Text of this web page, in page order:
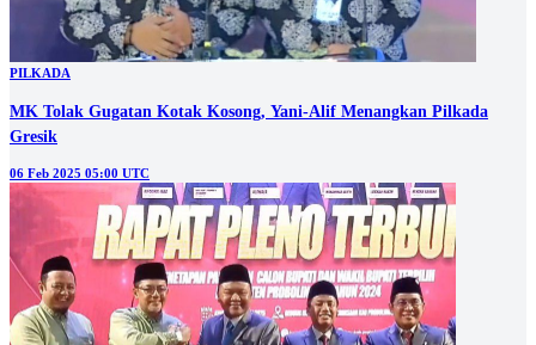
PILKADA
MK Tolak Gugatan Kotak Kosong, Yani-Alif Menangkan Pilkada
Gresik
06 Feb 2025 05:00 UTC